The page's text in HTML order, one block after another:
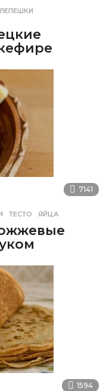
,ЛЕПЕШКИ
7141
,ТЕСТО ,ЯЙЦА
1594